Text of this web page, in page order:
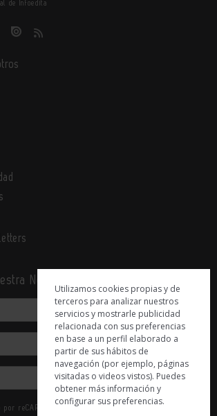
de Infoedita
Newsletter
por reCAPTCHA y se aplican la
Utilizamos cookies propias y de
terceros para analizar nuestros
servicios y mostrarle publicidad
relacionada con sus preferencias
en base a un perfil elaborado a
partir de sus hábitos de
navegación (por ejemplo, páginas
visitadas o videos vistos). Puedes
obtener más información y
configurar sus preferencias.